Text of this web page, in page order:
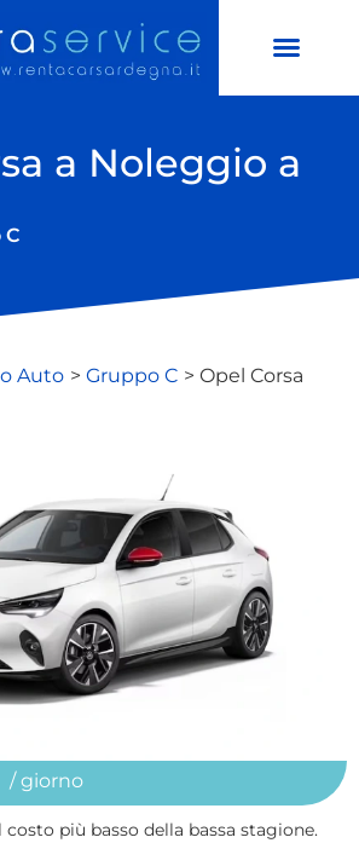
a Noleggio a
C
Auto > Gruppo C > Opel Corsa
/ giorno
più basso della bassa stagione.